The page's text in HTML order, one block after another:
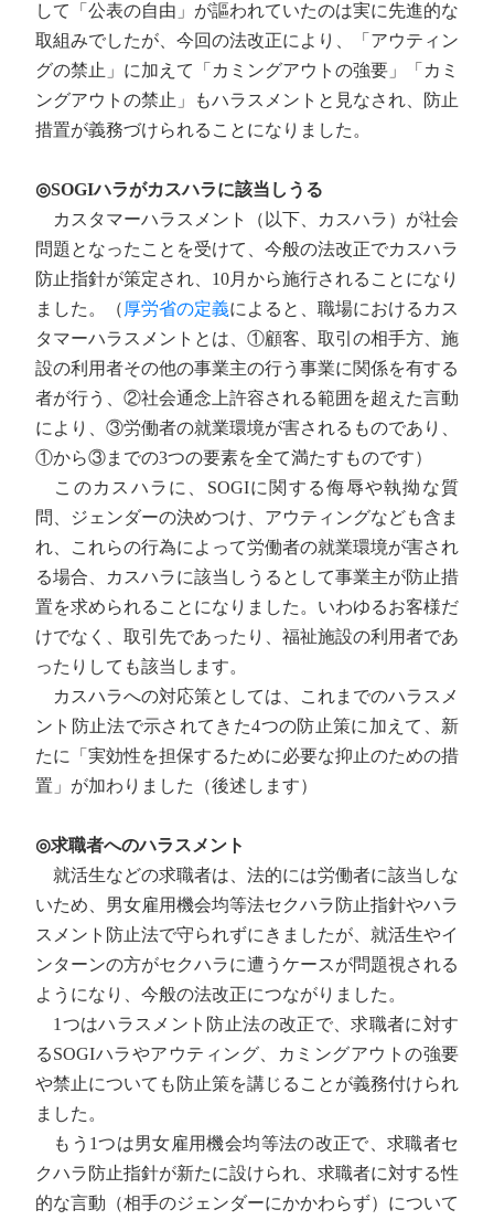
して「公表の自由」が謳われていたのは実に先進的な
取組みでしたが、今回の法改正により、「アウティン
グの禁止」に加えて「カミングアウトの強要」「カミ
ングアウトの禁止」もハラスメントと見なされ、防止
措置が義務づけられることになりました。
◎SOGIハラがカスハラに該当しうる
カスタマーハラスメント（以下、カスハラ）が社会
問題となったことを受けて、今般の法改正でカスハラ
防止指針が策定され、10月から施行されることになり
ました。（ 厚労省の定義によると、職場におけるカス
タマーハラスメントとは、①顧客、取引の相手方、施
設の利用者その他の事業主の行う事業に関係を有する
者が行う、②社会通念上許容される範囲を超えた言動
により、③労働者の就業環境が害されるものであり、
①から③までの3つの要素を全て満たすものです）
このカスハラに、SOGIに関する侮辱や執拗な質
問、ジェンダーの決めつけ、アウティングなども含ま
れ、これらの行為によって労働者の就業環境が害され
る場合、カスハラに該当しうるとして事業主が防止措
置を求められることになりました。いわゆるお客様だ
けでなく、取引先であったり、福祉施設の利用者であ
ったりしても該当します。
カスハラへの対応策としては、これまでのハラスメ
ント防止法で示されてきた4つの防止策に加えて、新
たに「実効性を担保するために必要な抑止のための措
置」が加わりました（後述します）
◎求職者へのハラスメント
就活生などの求職者は、法的には労働者に該当しな
いため、男女雇用機会均等法セクハラ防止指針やハラ
スメント防止法で守られずにきましたが、就活生やイ
ンターンの方がセクハラに遭うケースが問題視される
ようになり、今般の法改正につながりました。
1つはハラスメント防止法の改正で、求職者に対す
るSOGIハラやアウティング、カミングアウトの強要
や禁止についても防止策を講じることが義務付けられ
ました。
もう1つは男女雇用機会均等法の改正で、求職者セ
クハラ防止指針が新たに設けられ、求職者に対する性
的な言動（相手のジェンダーにかかわらず）について